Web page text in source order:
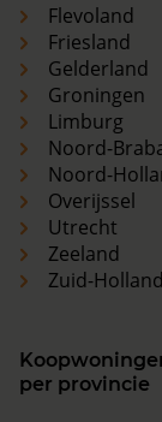
Flevoland
Friesland
Gelderland
Groningen
Limburg
Noord-
Noord-
Overijssel
Utrecht
Zeeland
Zuid-Holland
per provincie